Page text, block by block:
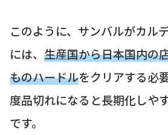
このように、サンバルがカル
には、 生産国から日本国内の
ものハードルをクリアする必
度品切れになると長期化しや
です。